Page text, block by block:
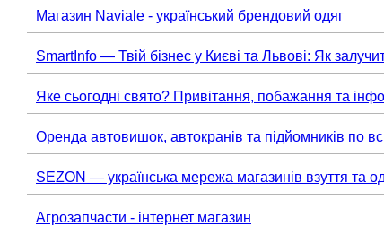
Магазин Naviale - український брендовий одяг
SmartInfo — Твій бізнес у Києві та Львові: Як
Яке сьогодні свято? Привітання, побажання та
Оренда автовишок, автокранів та підйомників по
SEZON — українська мережа магазинів взуття та
Агрозапчасти - інтернет магазин